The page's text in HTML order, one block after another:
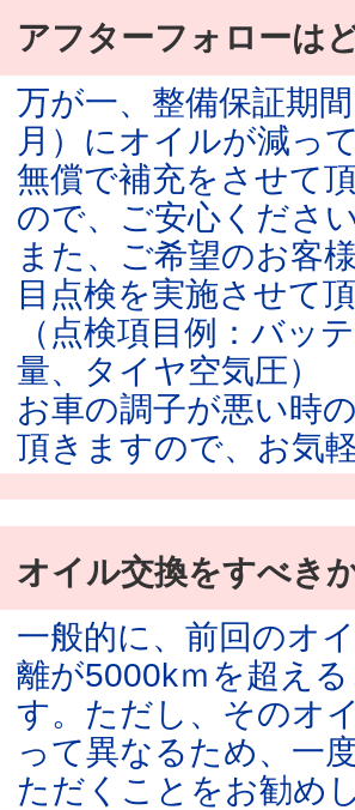
アフターフォローは
万が一、整備保証期
月）にオイルが減っ
無償で補充をさせて
ので、ご安心くださ
また、ご希望のお客
目点検を実施させて
（点検項目例：バッ
量、タイヤ空気圧）
お車の調子が悪い時
頂きますので、お気
オイル交換をすべき
一般的に、前回のオ
離が5000kｍを超え
す。ただし、そのオ
って異なるため、一
ただくことをお勧め